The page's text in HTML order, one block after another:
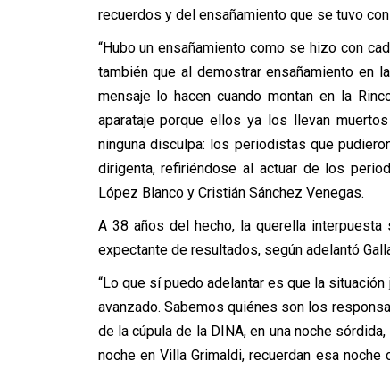
recuerdos y del ensañamiento que se tuvo
“Hubo un ensañamiento como se hizo con
también que al demostrar ensañamiento en
mensaje lo hacen cuando montan en la
aparataje porque ellos ya los llevan
ninguna disculpa: los periodistas que
dirigenta, refiriéndose al actuar de los
López Blanco y Cristián Sánchez Venegas.
A 38 años del hecho, la querella
expectante de resultados, según adelantó
“Lo que sí puedo adelantar es que la
avanzado. Sabemos quiénes son los
de la cúpula de la DINA, en una noche
noche en Villa Grimaldi, recuerdan esa